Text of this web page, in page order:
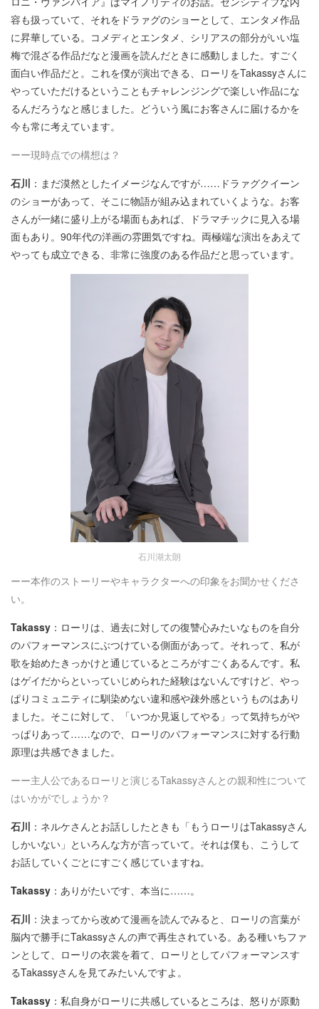
容も扱っていて、それをドラァグのショーとして、エンタメ作品
に昇華している。コメディとエンタメ、シリアスの部分がいい塩
梅で混ざる作品だなと漫画を読んだときに感動しました。すごく
面白い作品だと。これを僕が演出できる、ローリをTakassyさんに
やっていただけるということもチャレンジングで楽しい作品にな
るんだろうなと感じました。どういう風にお客さんに届けるかを
今も常に考えています。
ーー現時点での構想は？
石川 ：まだ漠然としたイメージなんですが……ドラァグクイーン
のショーがあって、そこに物語が組み込まれていくような。お客
さんが一緒に盛り上がる場面もあれば、ドラマチックに見入る場
面もあり。90年代の洋画の雰囲気ですね。両極端な演出をあえて
やっても成立できる、非常に強度のある作品だと思っています。
石川湖太朗
ーー本作のストーリーやキャラクターへの印象をお聞かせくださ
い。
Takassy ：ローリは、過去に対しての復讐心みたいなものを自分
のパフォーマンスにぶつけている側面があって。それって、私が
歌を始めたきっかけと通じているところがすごくあるんです。私
はゲイだからといっていじめられた経験はないんですけど、やっ
ぱりコミュニティに馴染めない違和感や疎外感というものはあり
ました。そこに対して、「いつか見返してやる」って気持ちがや
っぱりあって……なので、ローリのパフォーマンスに対する行動
原理は共感できました。
ーー主人公であるローリと演じるTakassyさんとの親和性について
はいかがでしょうか？
石川 ：ネルケさんとお話ししたときも「もうローリはTakassyさん
しかいない」といろんな方が言っていて。それは僕も、こうして
お話していくごとにすごく感じていますね。
Takassy ：ありがたいです、本当に……。
石川 ：決まってから改めて漫画を読んでみると、ローリの言葉が
脳内で勝手にTakassyさんの声で再生されている。ある種いちファ
ンとして、ローリの衣裳を着て、ローリとしてパフォーマンスす
るTakassyさんを見てみたいんですよ。
Takassy ：私自身がローリに共感しているところは、怒りが原動